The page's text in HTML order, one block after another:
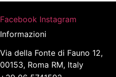
Facebook Instagram
Informazioni
Via della Fonte di Fauno 12,
00153, Roma RM, Italy